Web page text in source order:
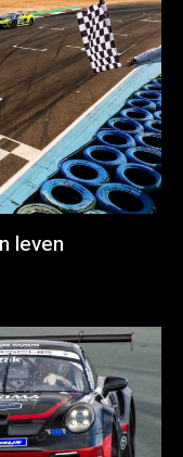
leven